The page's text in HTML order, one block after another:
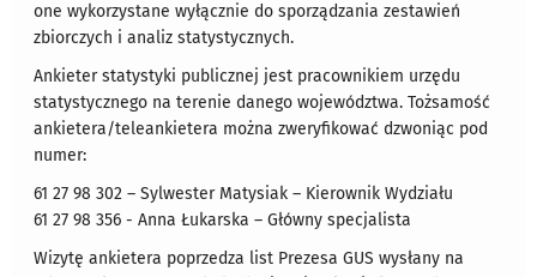
one wykorzystane wyłącznie do sporządzania zestawień
zbiorczych i analiz statystycznych.
Ankieter statystyki publicznej jest pracownikiem urzędu
statystycznego na terenie danego województwa. Tożsamość
ankietera/teleankietera można zweryfikować dzwoniąc pod
numer:
61 27 98 302 – Sylwester Matysiak – Kierownik Wydziału
61 27 98 356 - Anna Łukarska – Główny specjalista
Wizytę ankietera poprzedza list Prezesa GUS wysłany na